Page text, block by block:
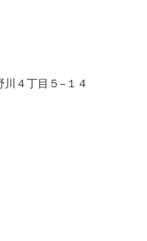
４丁目５−１４